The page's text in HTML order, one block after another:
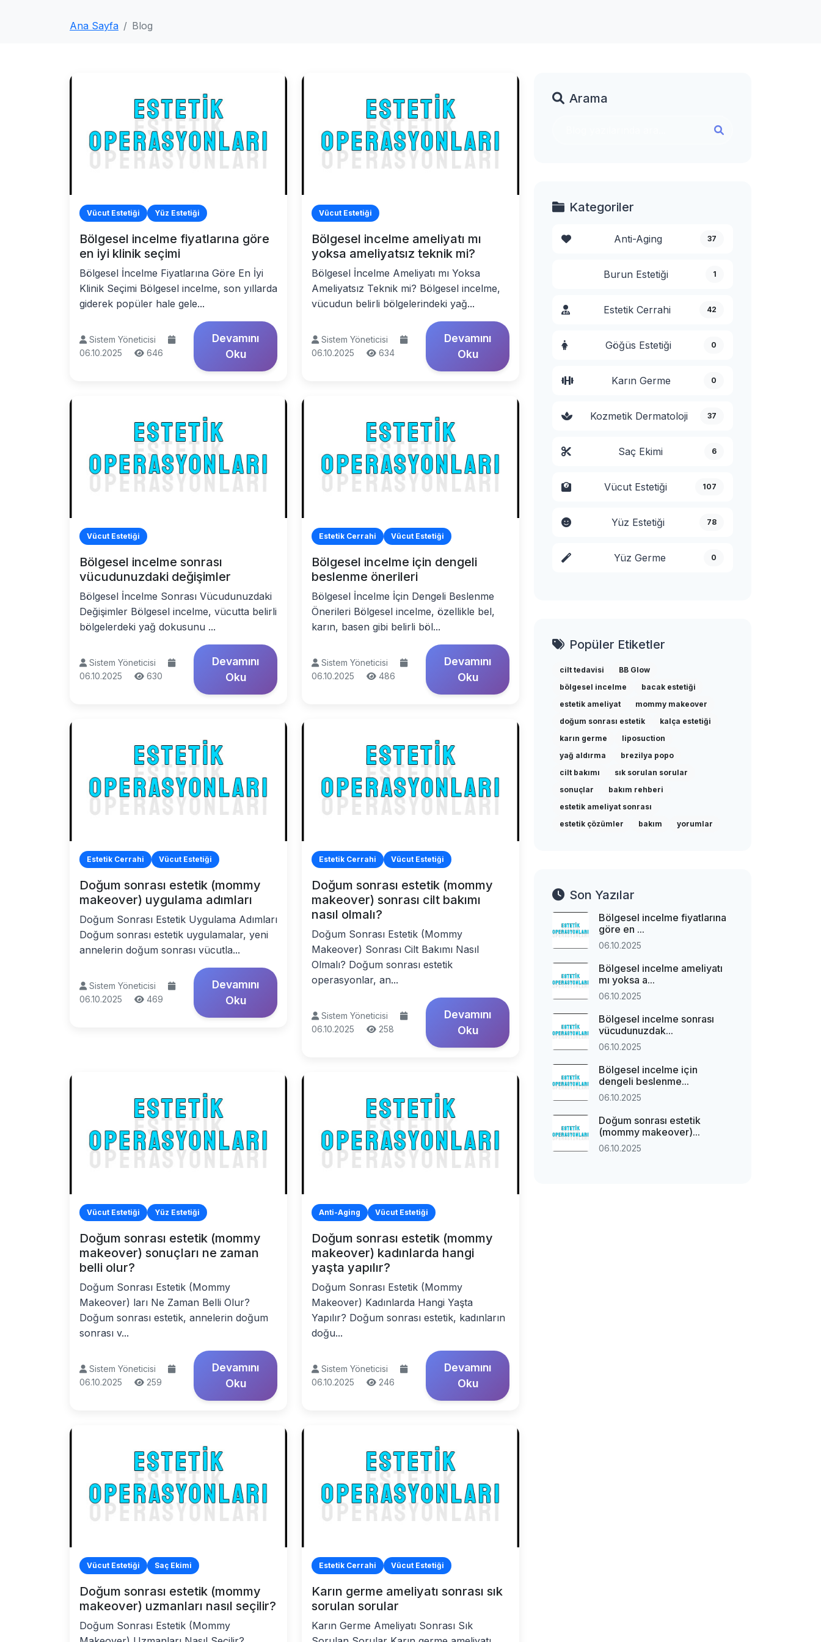
Ana Sayfa Blog
Vücut Estetiği Yüz Estetiği
Bölgesel incelme fiyatlarına göre
en iyi klinik seçimi
Bölgesel İncelme Fiyatlarına Göre En İyi
Klinik Seçimi Bölgesel incelme, son yıllarda
giderek popüler hale gele...
Sistem Yöneticisi
06.10.2025
646
Devamını
Oku
Vücut Estetiği
Bölgesel incelme ameliyatı mı
yoksa ameliyatsız teknik mi?
Bölgesel İncelme Ameliyatı mı Yoksa
Ameliyatsız Teknik mi? Bölgesel incelme,
vücudun belirli bölgelerindeki yağ...
Sistem Yöneticisi
06.10.2025
634
Devamını
Oku
Vücut Estetiği
Bölgesel incelme sonrası
vücudunuzdaki değişimler
Bölgesel İncelme Sonrası Vücudunuzdaki
Değişimler Bölgesel incelme, vücutta belirli
bölgelerdeki yağ dokusunu ...
Sistem Yöneticisi
06.10.2025
630
Devamını
Oku
Estetik Cerrahi Vücut Estetiği
Bölgesel incelme için dengeli
beslenme önerileri
Bölgesel İncelme İçin Dengeli Beslenme
Önerileri Bölgesel incelme, özellikle bel,
karın, basen gibi belirli böl...
Sistem Yöneticisi
06.10.2025
486
Devamını
Oku
Estetik Cerrahi Vücut Estetiği
Doğum sonrası estetik (mommy
makeover) uygulama adımları
Doğum Sonrası Estetik Uygulama Adımları
Doğum sonrası estetik uygulamalar, yeni
annelerin doğum sonrası vücutla...
Sistem Yöneticisi
06.10.2025
469
Devamını
Oku
Estetik Cerrahi Vücut Estetiği
Doğum sonrası estetik (mommy
makeover) sonrası cilt bakımı
nasıl olmalı?
Doğum Sonrası Estetik (Mommy
Makeover) Sonrası Cilt Bakımı Nasıl
Olmalı? Doğum sonrası estetik
operasyonlar, an...
Sistem Yöneticisi
06.10.2025
258
Devamını
Oku
Vücut Estetiği Yüz Estetiği
Doğum sonrası estetik (mommy
makeover) sonuçları ne zaman
belli olur?
Doğum Sonrası Estetik (Mommy
Makeover) ları Ne Zaman Belli Olur?
Doğum sonrası estetik, annelerin doğum
sonrası v...
Sistem Yöneticisi
06.10.2025
259
Devamını
Oku
Anti-Aging Vücut Estetiği
Doğum sonrası estetik (mommy
makeover) kadınlarda hangi
yaşta yapılır?
Doğum Sonrası Estetik (Mommy
Makeover) Kadınlarda Hangi Yaşta
Yapılır? Doğum sonrası estetik, kadınların
doğu...
Sistem Yöneticisi
06.10.2025
246
Devamını
Oku
Vücut Estetiği Saç Ekimi
Doğum sonrası estetik (mommy
makeover) uzmanları nasıl seçilir?
Doğum Sonrası Estetik (Mommy
Estetik Cerrahi Vücut Estetiği
Karın germe ameliyatı sonrası sık
sorulan sorular
Karın Germe Ameliyatı Sonrası Sık
Arama
Kategoriler
Anti-Aging 37
Burun Estetiği 1
Estetik Cerrahi 42
Göğüs Estetiği 0
Karın Germe 0
Kozmetik Dermatoloji 37
Saç Ekimi 6
Vücut Estetiği 107
Yüz Estetiği 78
Yüz Germe 0
Popüler Etiketler
cilt tedavisi
BB Glow
bölgesel incelme
bacak estetiği
estetik ameliyat
mommy makeover
doğum sonrası estetik
kalça estetiği
karın germe
liposuction
yağ aldırma
brezilya popo
cilt bakımı
sık sorulan sorular
sonuçlar
bakım rehberi
estetik ameliyat sonrası
estetik çözümler
bakım yorumlar
Son Yazılar
Bölgesel incelme fiyatlarına
göre en ...
06.10.2025
Bölgesel incelme ameliyatı
mı yoksa a...
06.10.2025
Bölgesel incelme sonrası
vücudunuzdak...
06.10.2025
Bölgesel incelme için
dengeli beslenme...
06.10.2025
Doğum sonrası estetik
(mommy makeover)...
06.10.2025